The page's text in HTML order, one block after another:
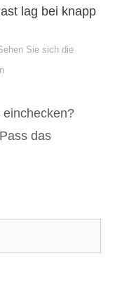
lag bei knapp
Sie sich die
das